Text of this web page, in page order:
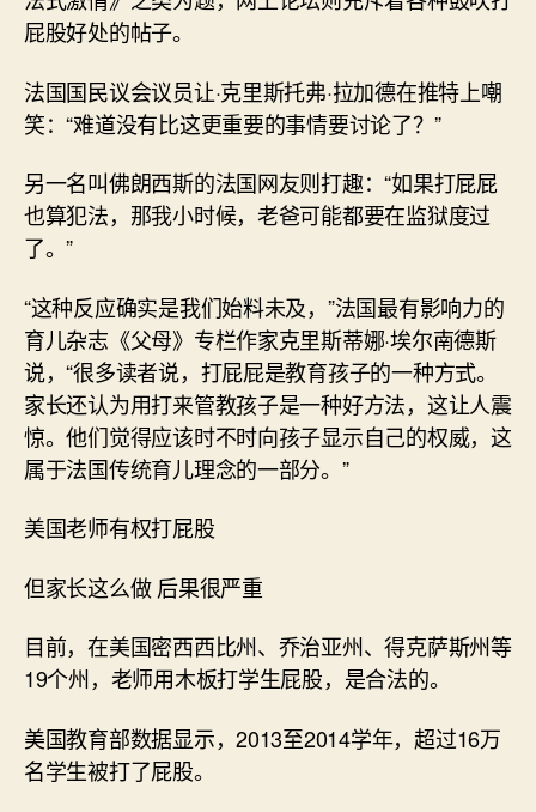
屁股好处的帖子。
法国国民议会议员让·克里斯托弗·拉加德在推特上嘲
笑：“难道没有比这更重要的事情要讨论了？”
另一名叫佛朗西斯的法国网友则打趣：“如果打屁屁
也算犯法，那我小时候，老爸可能都要在监狱度过
了。”
“这种反应确实是我们始料未及，”法国最有影响力的
育儿杂志《父母》专栏作家克里斯蒂娜·埃尔南德斯
说，“很多读者说，打屁屁是教育孩子的一种方式。
家长还认为用打来管教孩子是一种好方法，这让人震
惊。他们觉得应该时不时向孩子显示自己的权威，这
属于法国传统育儿理念的一部分。”
美国老师有权打屁股
但家长这么做 后果很严重
目前，在美国密西西比州、乔治亚州、得克萨斯州等
19个州，老师用木板打学生屁股，是合法的。
美国教育部数据显示，2013至2014学年，超过16万
名学生被打了屁股。